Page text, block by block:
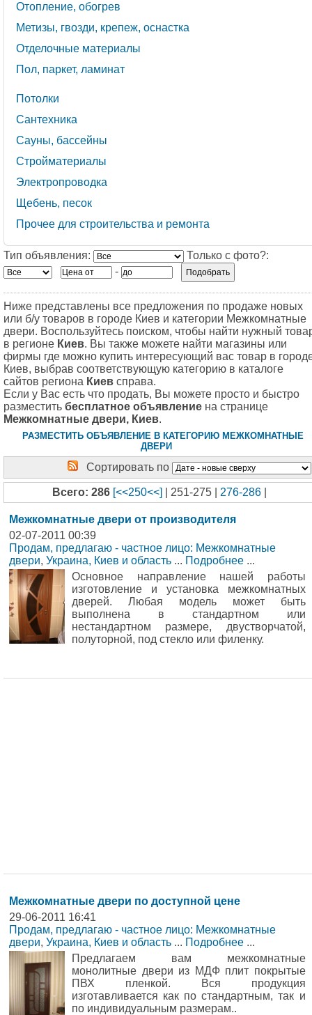
Отопление, обогрев
Метизы, гвозди, крепеж, оснастка
Отделочные материалы
Пол, паркет, ламинат
Потолки
Сантехника
Сауны, бассейны
Стройматериалы
Электропроводка
Щебень, песок
Прочее для строительства и ремонта
Тип объявления:
Только с фото?:
-
Ниже представлены все предложения по продаже новых
или б/у товаров в городе Киев и категории Межкомнатные
двери. Воспользуйтесь поиском, чтобы найти нужный
в регионе Киев. Вы также можете найти магазины или
фирмы где можно купить интересующий вас товар в
Киев, выбрав соответствующую категорию в каталоге
сайтов региона Киев справа.
Если у Вас есть что продать, Вы можете просто и быстро
разместить бесплатное объявление на странице
Межкомнатные двери, Киев.
РАЗМЕСТИТЬ ОБЪЯВЛЕНИЕ В КАТЕГОРИЮ МЕЖКОМНАТНЫЕ
ДВЕРИ
Сортировать по
Всего: 286 [<<250<<] | 251-275 | 276-286
Межкомнатные двери от производителя
02-07-2011 00:39
Продам, предлагаю - частное лицо: Межкомнатные
двери, Украина, Киев и область ... Подробнее ...
Основное направление нашей работы
изготовление и установка межкомнатных
дверей. Любая модель может быть
выполнена в стандартном или
нестандартном размере, двустворчатой,
полуторной, под стекло или филенку.
Межкомнатные двери по доступной цене
29-06-2011 16:41
Продам, предлагаю - частное лицо: Межкомнатные
двери, Украина, Киев и область ... Подробнее ...
Предлагаем вам межкомнатные
монолитные двери из МДФ плит покрытые
ПВХ пленкой. Вся продукция
изготавливается как по стандартным, так и
по индивидуальным размерам..